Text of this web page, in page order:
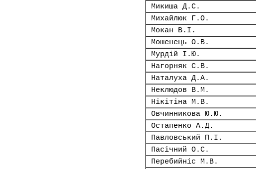
Микиша Д.С.
Михайлюк Г.О.
Мокан В.І.
Мошенець О.В.
Мурдій І.Ю.
Нагорняк С.В.
Наталуха Д.А.
Неклюдов В.М.
Нікітіна М.В.
Овчинникова Ю.Ю.
Остапенко А.Д.
Павловський П.І.
Пасічний О.С.
Перебийніс М.В.